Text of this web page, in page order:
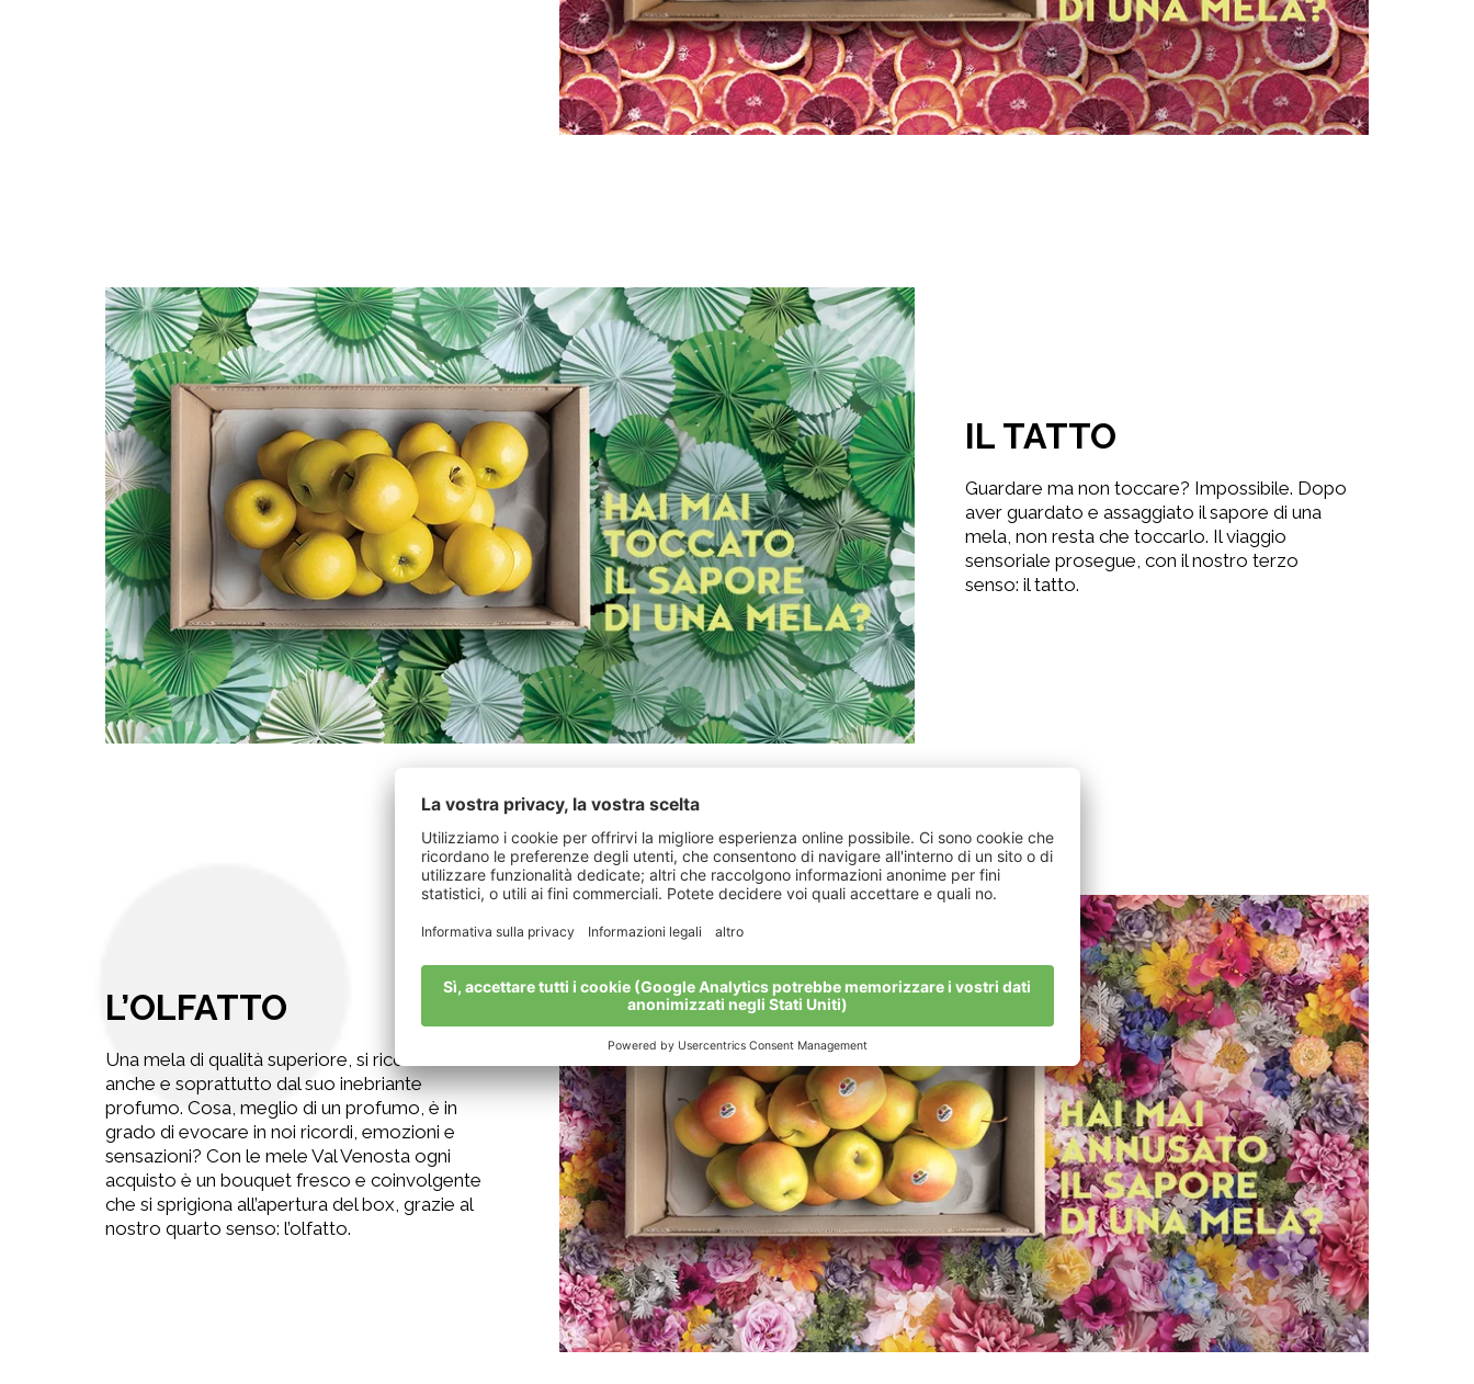
IL TATTO
Guardare ma non toccare? Impossibile. Dopo
aver guardato e assaggiato il sapore di una
mela, non resta che toccarlo. Il viaggio
sensoriale prosegue, con il nostro terzo
senso: il tatto.
L’OLFATTO
Una mela di qualità superiore, si riconosce
anche e soprattutto dal suo inebriante
profumo. Cosa, meglio di un profumo, è in
grado di evocare in noi ricordi, emozioni e
sensazioni? Con le mele Val Venosta ogni
acquisto è un bouquet fresco e coinvolgente
che si sprigiona all’apertura del box, grazie al
nostro quarto senso: l’olfatto.